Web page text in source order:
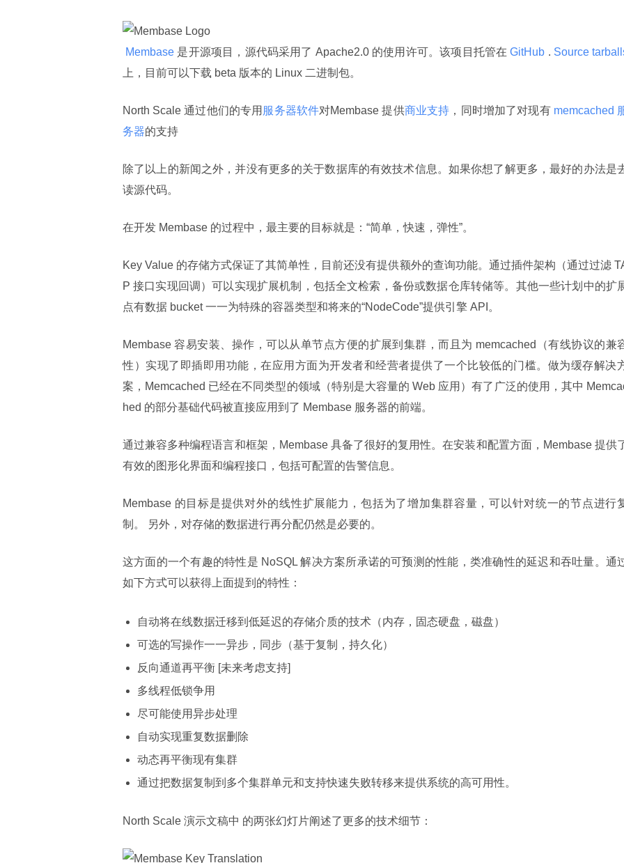
Membase 是开源项目，源代码采用了 Apache2.0 的使用许可。该项目托管在 GitHub .
上，目前可以下载 beta 版本的 Linux 二进制包。
North Scale 通过他们的专用 服务器软件对Membase 提供商业支持 ，同时增加了对现有 memcached
务器的支持
除了以上的新闻之外，并没有更多的关于数据库的有效技术信息。如果你想了解更多，最好的办法是
读源代码。
在开发 Membase 的过程中，最主要的目标就是：“简单，快速，弹性”。
Key Value 的存储方式保证了其简单性，目前还没有提供额外的查询功能。通过插件架构（通过过滤
P 接口实现回调）可以实现扩展机制，包括全文检索，备份或数据仓库转储等。其他一些计划中的扩
点有数据 bucket 一一为特殊的容器类型和将来的“NodeCode”提供引擎 API。
Membase 容易安装、操作，可以从单节点方便的扩展到集群，而且为 memcached（有线协议的兼
性）实现了即插即用功能，在应用方面为开发者和经营者提供了一个比较低的门槛。做为缓存解决
案，Memcached 已经在不同类型的领域（特别是大容量的 Web 应用）有了广泛的使用，其中
hed 的部分基础代码被直接应用到了 Membase 服务器的前端。
通过兼容多种编程语言和框架，Membase 具备了很好的复用性。在安装和配置方面，Membase 提供
有效的图形化界面和编程接口，包括可配置的告警信息。
Membase 的目标是提供对外的线性扩展能力，包括为了增加集群容量，可以针对统一的节点进行
制。 另外，对存储的数据进行再分配仍然是必要的。
这方面的一个有趣的特性是 NoSQL 解决方案所承诺的可预测的性能，类准确性的延迟和吞吐量。通
如下方式可以获得上面提到的特性：
自动将在线数据迁移到低延迟的存储介质的技术（内存，固态硬盘，磁盘）
可选的写操作一一异步，同步（基于复制，持久化）
反向通道再平衡 [未来考虑支持]
多线程低锁争用
尽可能使用异步处理
自动实现重复数据删除
动态再平衡现有集群
通过把数据复制到多个集群单元和支持快速失败转移来提供系统的高可用性。
North Scale 演示文稿中 的两张幻灯片阐述了更多的技术细节：